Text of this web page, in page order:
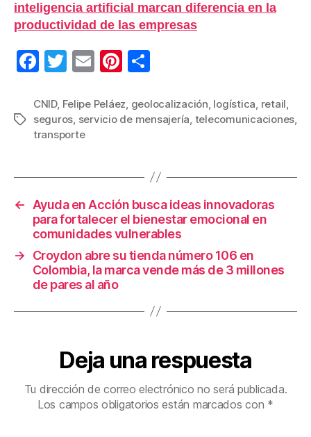
inteligencia artificial marcan diferencia en la
productividad de las empresas
F
c
e
o
k
T
tt
er
E
ail
Pi
er
e
m
p
tir
Etiquetas
CNID, Felipe Peláez geolocalización logística retail
seguros servicio de mensajería telecomunicaciones
transporte
←
Ayuda en Acción busca ideas innovadoras
para fortalecer el bienestar emocional en
comunidades vulnerables
→
Croydon abre su tienda número 106 en
Colombia, la marca vende más de 3 millones
de pares al año
Deja una respuesta
Tu dirección de correo electrónico no será publicada.
Los campos obligatorios están marcados con *